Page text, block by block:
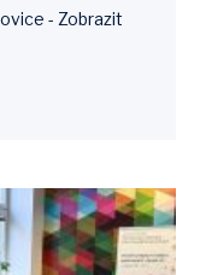
- Zobrazit